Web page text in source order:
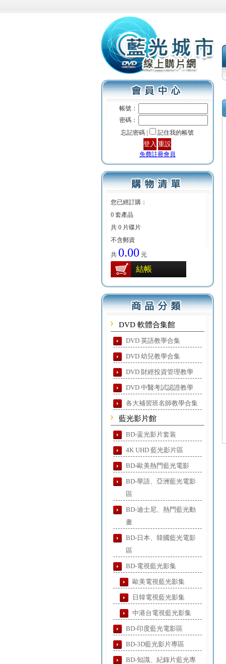
帳號：
密碼：
忘記密碼 |
記住我的帳號
免費註冊會員
您已經訂購：
0 套產品
共 0 片碟片
不含郵資
共 0.00 元
結帳
DVD 軟體合集館
DVD 英語教學合集
DVD 幼兒教學合集
DVD 財經投資管理教學
DVD 中醫考試認證教學
各大補習班名師教學合集
藍光影片館
BD-蓝光影片套装
4K UHD 藍光影片區
BD-歐美熱門藍光電影
BD-華語、亞洲藍光電影
區
BD-迪士尼、熱門藍光動
畫
BD-日本、韓國藍光電影
區
BD-電視藍光影集
歐美電視藍光影集
日韓電視藍光影集
中港台電視藍光影集
BD-印度藍光電影區
BD-3D藍光影片專區
BD-知識、紀錄片藍光專